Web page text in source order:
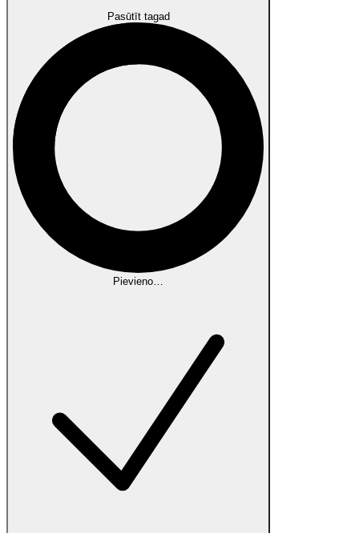
Pasūtīt tagad
Pievieno…